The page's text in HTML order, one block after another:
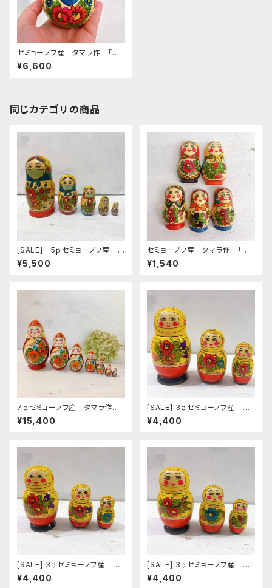
セミョーノフ産 タマラ作 「お
¥6,600
同じカテゴリの商品
[SALE] 5ｐセミョーノフ産 タ
マラ作 マトリョーシカ 「コロ
ナ退散 マスクマトリョーシカ
¥5,500
セミョーノフ産 タマラ作 「マ
トリョーシカ型マグネット」タイプ
A 6.5cm MT068
¥1,540
7ｐセミョーノフ産 タマラ作
マトリョーシカ 「ポピー」 MT
104
¥15,400
[SALE] 3ｐセミョーノフ産 タ
マラ作 マトリョーシカ 「アス
トロノーズ フラワー ９」 12ｃ
¥4,400
[SALE] 3ｐセミョーノフ産 タ
マラ作 マトリョーシカ 「アス
トロノーズ フラワー ７」 12ｃ
¥4,400
[SALE] 3ｐセミョーノフ産 タ
マラ作 マトリョーシカ 「アス
トロノーズ フラワー ６」 12ｃ
¥4,400